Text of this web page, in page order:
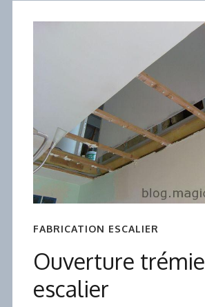
FABRICATION ESCALIER
Ouverture trémie
escalier